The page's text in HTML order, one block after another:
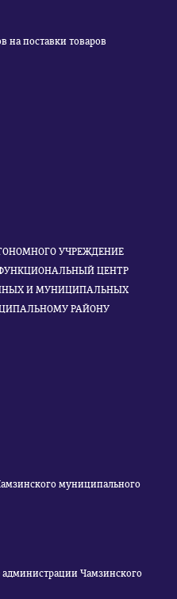
на поставки товаров
УЧРЕЖДЕНИЕ
ЦЕНТР
И МУНИЦИПАЛЬНЫХ
РАЙОНУ
муниципального
администрации Чамзинского